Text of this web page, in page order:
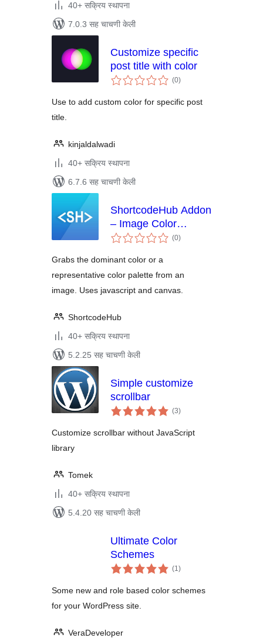
40+ सक्रिय स्थापना
7.0.3 सह चाचणी केली
Customize specific
post title with color
(0एकूण
मूल्यांकन
)
Use to add custom color for specific post
title.
kinjaldalwadi
40+ सक्रिय स्थापना
6.7.6 सह चाचणी केली
ShortcodeHub Addon
– Image Color
Palette
(0एकूण
मूल्यांकन
)
Grabs the dominant color or a
representative color palette from an
image. Uses javascript and canvas.
ShortcodeHub
40+ सक्रिय स्थापना
5.2.25 सह चाचणी केली
Simple customize
scrollbar
(3एकूण
मूल्यांकन
)
Customize scrollbar without JavaScript
library
Tomek
40+ सक्रिय स्थापना
5.4.20 सह चाचणी केली
Ultimate Color
Schemes
(1एकूण
मूल्यांकन
)
Some new and role based color schemes
for your WordPress site.
VeraDeveloper